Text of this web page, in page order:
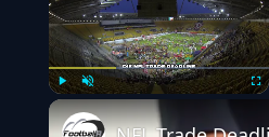
Play Unmute